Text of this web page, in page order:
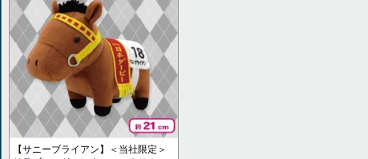
【サニーブライアン】＜当社限定＞